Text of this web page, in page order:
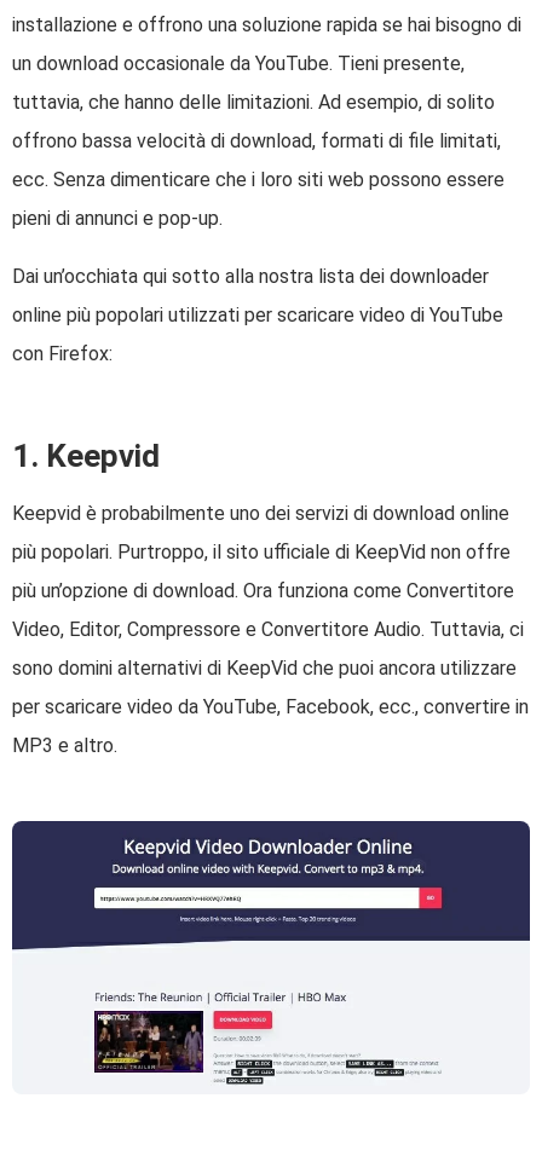
installazione e offrono una soluzione rapida se hai bisogno di
un download occasionale da YouTube. Tieni presente,
tuttavia, che hanno delle limitazioni. Ad esempio, di solito
offrono bassa velocità di download, formati di file limitati,
ecc. Senza dimenticare che i loro siti web possono essere
pieni di annunci e pop-up.
Dai un’occhiata qui sotto alla nostra lista dei downloader
online più popolari utilizzati per scaricare video di YouTube
con Firefox:
1. Keepvid
Keepvid è probabilmente uno dei servizi di download online
più popolari. Purtroppo, il sito ufficiale di KeepVid non offre
più un’opzione di download. Ora funziona come Convertitore
Video, Editor, Compressore e Convertitore Audio. Tuttavia, ci
sono domini alternativi di KeepVid che puoi ancora utilizzare
per scaricare video da YouTube, Facebook, ecc., convertire in
MP3 e altro.